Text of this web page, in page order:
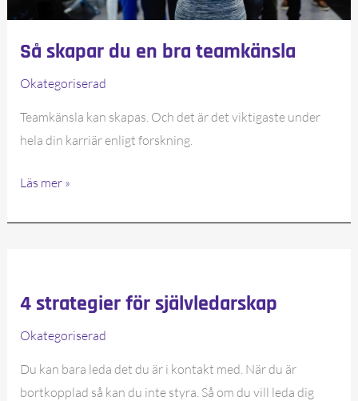
Så skapar du en bra teamkänsla
Okategoriserad
Teamkänsla kan skapas. Och det är det viktigaste under
hela din karriär enligt forskning.
Så
du
teamkänsla
Läs mer »
4 strategier för självledarskap
Okategoriserad
Du kan bara leda det du är i kontakt med. När du är
bortkopplad så kan du inte styra. Så om du vill leda dig